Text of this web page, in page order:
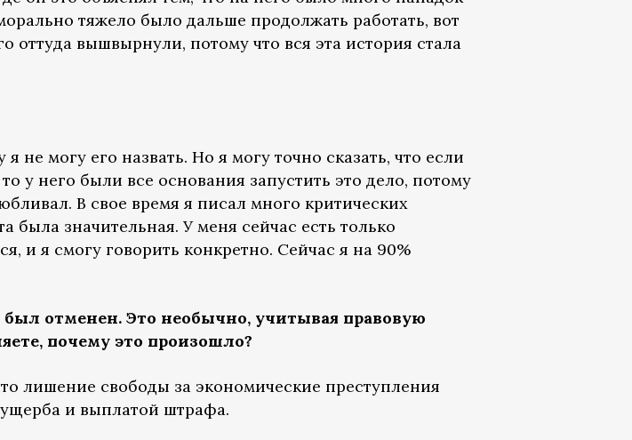
тяжело было дальше продолжать работать, вот
оттуда вышвырнули, потому что вся эта история стала
не могу его назвать. Но я могу точно сказать, что если
у него были все основания запустить это дело, потому
В свое время я писал много критических
была значительная. У меня сейчас есть только
и я смогу говорить конкретно. Сейчас я на 90%
отменен. Это необычно, учитывая правовую
почему это произошло?
лишение свободы за экономические преступления
и выплатой штрафа.